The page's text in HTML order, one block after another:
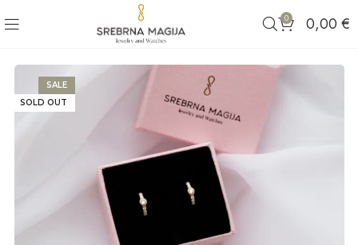
0 0,00 €
SALE
SOLD OUT